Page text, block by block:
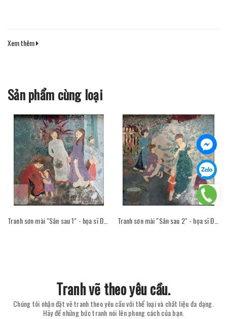
Xem thêm
Sản phẩm cùng loại
Tranh vẽ theo yêu cầu.
Chúng tôi nhận đặt vẽ tranh theo yêu cầu với thể loại và chất liệu đa dạng.
Hãy để những bức tranh nói lên phong cách của bạn.